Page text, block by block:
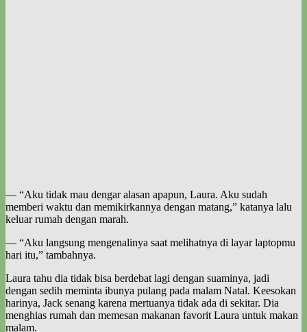
— “Aku tidak mau dengar alasan apapun, Laura. Aku sudah
memberi waktu dan memikirkannya dengan matang,” katanya lalu
keluar rumah dengan marah.
— “Aku langsung mengenalinya saat melihatnya di layar laptopmu
hari itu,” tambahnya.
Laura tahu dia tidak bisa berdebat lagi dengan suaminya, jadi
dengan sedih meminta ibunya pulang pada malam Natal. Keesokan
harinya, Jack senang karena mertuanya tidak ada di sekitar. Dia
menghias rumah dan memesan makanan favorit Laura untuk makan
malam.